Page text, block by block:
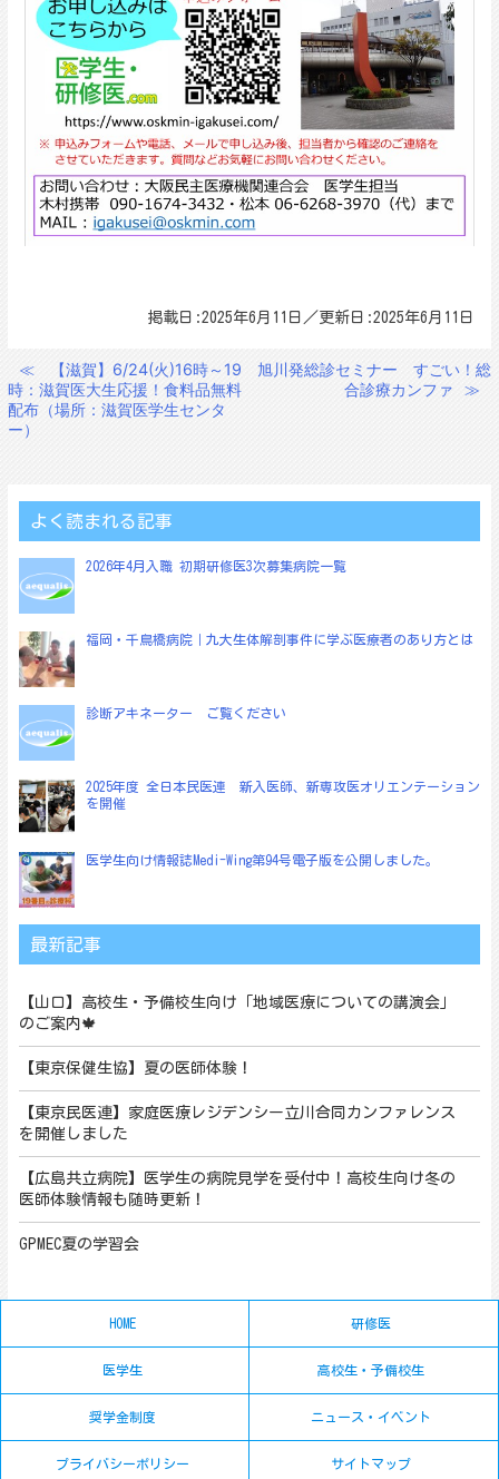
掲載日:2025年6月11日／更新日:2025年6月11日
投
稿
ナ
ゲ
シ
ョ
≪
【滋賀】6/24(火)16時～19
時：滋賀医大生応援！食料品無料
配布（場所：滋賀医学生センタ
ー）
旭川発総診セミナー すごい！総
合診療カンファ
≫
よく読まれる記事
2026年4月入職 初期研修医3次募集病院一覧
福岡・千鳥橋病院｜九大生体解剖事件に学ぶ医療者のあり方とは
診断アキネーター ご覧ください
2025年度 全日本民医連 新入医師、新専攻医オリエンテーション
を開催
医学生向け情報誌Medi-Wing第94号電子版を公開しました。
最新記事
【山口】高校生・予備校生向け「地域医療についての講演会」
のご案内🍁
【東京保健生協】夏の医師体験！
【東京民医連】家庭医療レジデンシー立川合同カンファレンス
を開催しました
【広島共立病院】医学生の病院見学を受付中！高校生向け冬の
医師体験情報も随時更新！
GPMEC夏の学習会
HOME 研修医
医学生 高校生・予備校生
奨学金制度 ニュース・イベント
プライバシーポリシー サイトマップ